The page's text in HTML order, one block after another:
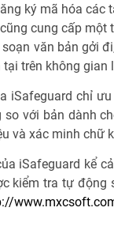
ký mã hóa
cung cấp một
văn bản gởi
trên không gian
iSafeguard chỉ
với bản dành
và xác minh chữ
iSafeguard kể
kiểm tra tự động